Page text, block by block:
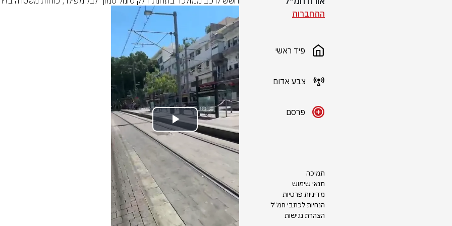
התחברות
פיד ראשי
צבע אדום
פרסם
תמיכה
תנאי שימוש
מדיניות פרטיות
הנחיות לכתבי חמ״ל
הצהרת נגישות
Play
Video